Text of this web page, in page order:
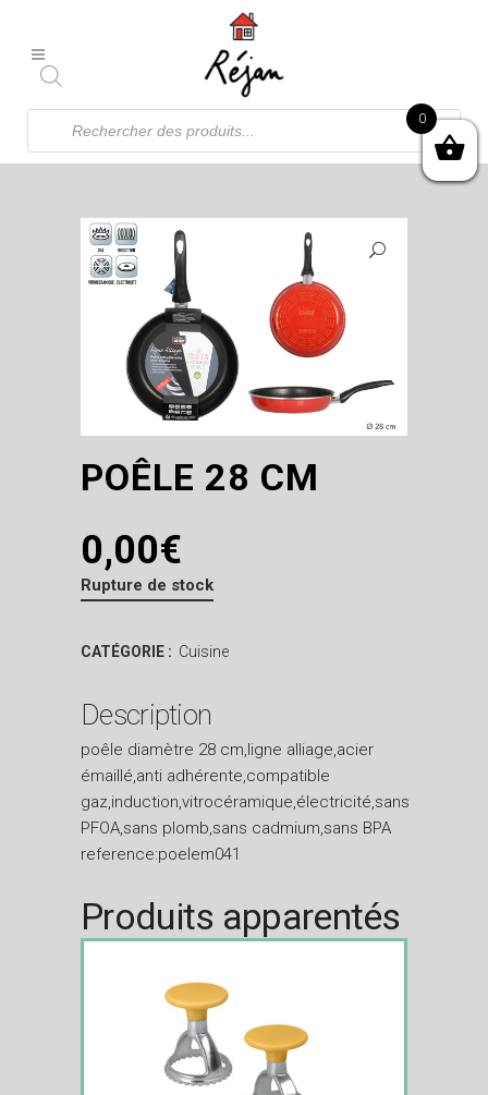
Recherche
produits
POÊLE 28 CM
0,00€
Rupture de stock
CATÉGORIE : Cuisine
Description
poêle diamètre 28 cm,ligne alliage,acier
émaillé,anti adhérente,compatible
gaz,induction,vitrocéramique,électricité,sans
PFOA,sans plomb,sans cadmium,sans BPA
reference:poelem041
Produits apparentés
0